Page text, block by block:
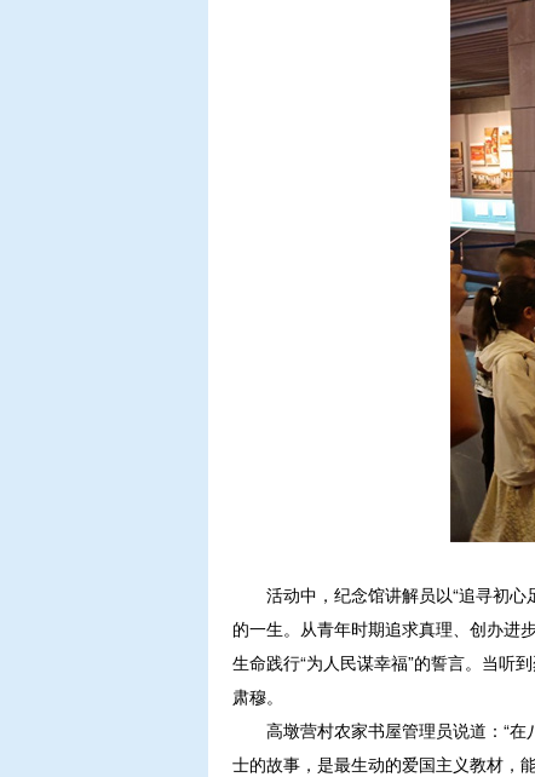
活动中，纪念馆讲解员以“追寻初心
的一生。从青年时期追求真理、创办进
生命践行“为人民谋幸福”的誓言。当听
肃穆。
高墩营村农家书屋管理员说道：“在
士的故事，是最生动的爱国主义教材，